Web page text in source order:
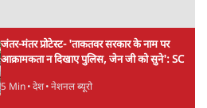
जंतर-मंतर प्रोटेस्ट- 'ताकतवर सरकार के नाम पर
आक्रामकता न दिखाए पुलिस, जेन जी को सुने': SC
5 Min• देश• नेशनल ब्यूरो